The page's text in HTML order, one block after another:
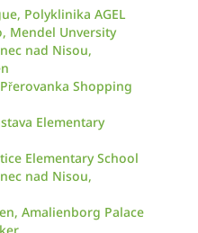
Polyklinika AGEL
Mendel Unversity
nad Nisou,
Shopping
Elementary
Elementary School
nad Nisou,
Amalienborg Palace